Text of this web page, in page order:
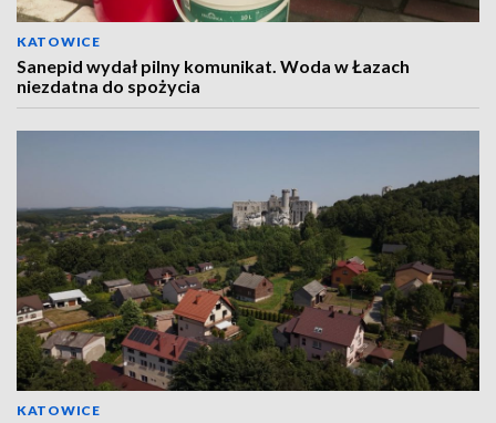
KATOWICE
Sanepid wydał pilny komunikat. Woda w Łazach
niezdatna do spożycia
KATOWICE